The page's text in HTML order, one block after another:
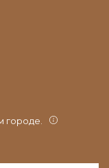
городе.